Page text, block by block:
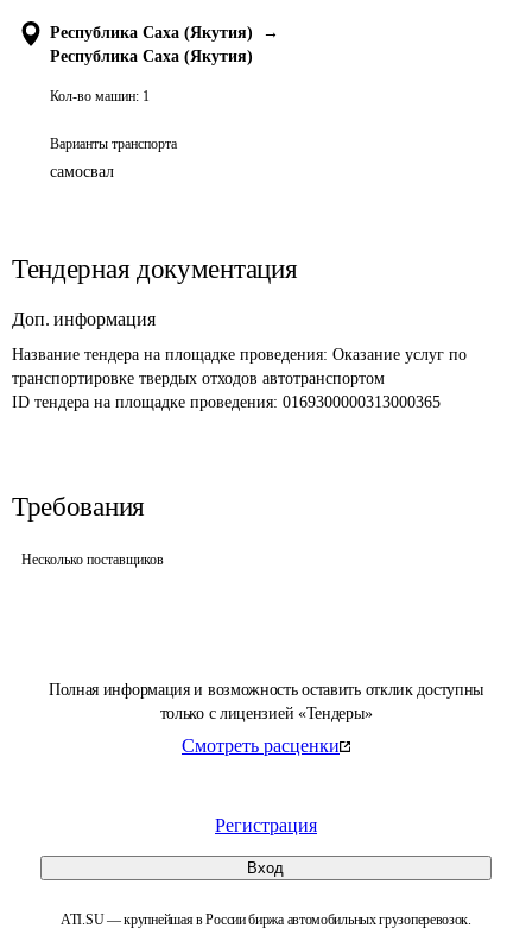
Полная информация и возможность оставить отклик доступны
только с лицензией «Тендеры»
Смотреть расценки
Регистрация
Вход
ATI.SU — крупнейшая в России биржа автомобильных грузоперевозок.
Республика Саха (Якутия)
→
Республика Саха (Якутия)
Кол-во машин: 1
Варианты транспорта
самосвал
Тендерная документация
Доп. информация
Название тендера на площадке проведения: Оказание услуг по
транспортировке твердых отходов автотранспортом
ID тендера на площадке проведения: 0169300000313000365
Требования
Несколько поставщиков